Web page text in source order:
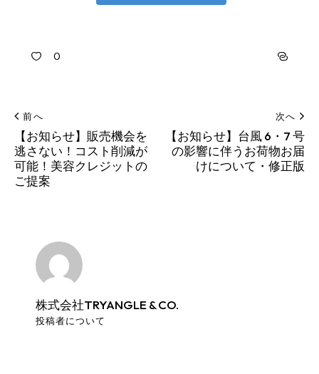
0
前へ
【お知らせ】販売機会を
逃さない！コスト削減が
可能！美容クレジットの
ご提案
次へ
【お知らせ】台風 6・7 号
の影響に伴うお荷物お届
けについて・修正版
株式会社TRYANGLE & CO.
投稿者について